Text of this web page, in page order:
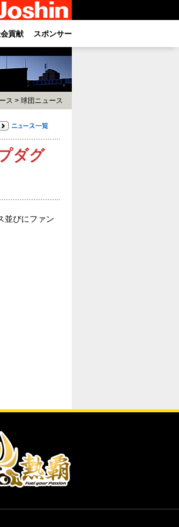
貢献 スポンサー
ス > 球団ニュース
ダグ
並びにファン